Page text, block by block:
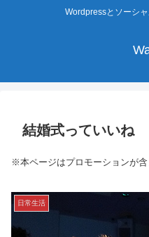
Wordpressとソーシ
結婚式っていいね
※本ページはプロモーションが
日常生活